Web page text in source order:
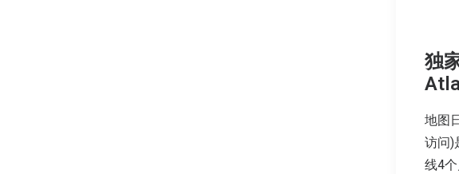
独
地图
访问)
线4